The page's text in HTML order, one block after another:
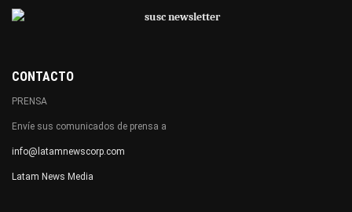
CONTACTO
PRENSA
Envíe sus comunicados de prensa a
info@latamnewscorp.com
Latam News Media